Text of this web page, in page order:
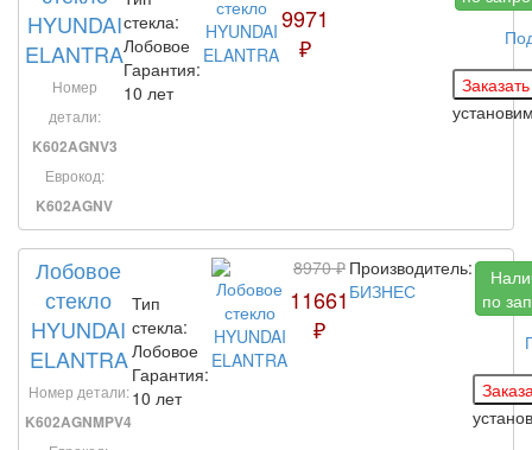
HYUNDAI
ELANTRA
Номер
детали:
K602AGNV3
Еврокод:
K602AGNV
стекла:
Лобовое
Гарантия:
10 лет
9971
₽
Лобовое
стекло
HYUNDAI
ELANTRA
Номер детали:
K602AGNMPV4
Тип
стекла:
Лобовое
Гарантия:
10 лет
8970 ₽
11661
₽
Производитель:
БИЗНЕС
по